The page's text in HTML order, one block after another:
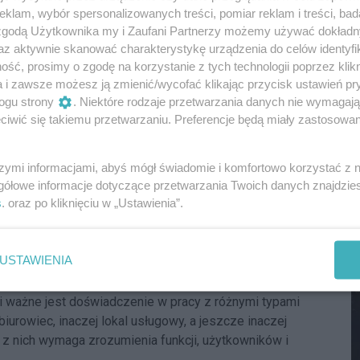
zarządzania nieruchomością?
kryteriów wyboru nieruchomości komercyjnej jest
się, że podpisanie umowy to dopiero początek
na zgłoszenia, komunikacja, utrzymanie
i zrozumienie potrzeb biznesu.
nimi długoterminowo, może być dla najemcy
firm, które potrzebują stabilnego miejsca pracy,
możliwości rozwoju w ramach jednej lokalizacji.
modelu. Jako właściciel i zarządca nieruchomości
pryzmat wolnych metrów kwadratowych, ale także
użytkowania przez najemców.
ma znaczenie
jest doświadczenie w pracy z różnymi typami
inaczej lokal usługowy, a jeszcze inaczej
nich wymaga zrozumienia funkcji, użytkowników i
wybór spersonalizowanych treści, pomiar reklam i treści,
Użytkownika my i Zaufani Partnerzy możemy używać
aktywnie skanować charakterystykę urządzenia do celów
prosimy o zgodę na korzystanie z tych technologii poprzez
i zawsze możesz ją zmienić/wycofać klikając przycisk ustawień
strony
. Niektóre rodzaje przetwarzania danych nie
się takiemu przetwarzaniu. Preferencje będą miały
informacjami, abyś mógł świadomie i komfortowo korzystać z
informacje dotyczące przetwarzania Twoich danych
. oraz po kliknięciu w „Ustawienia”.
USTAWIENIA